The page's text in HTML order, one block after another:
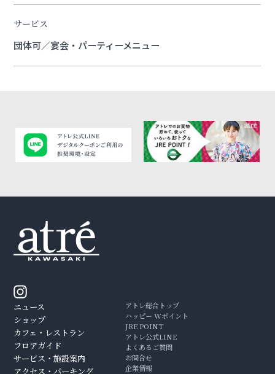
サービス
団体可／宴会・パーティーメニュー
ニュース
ショップ
カフェ・レストラン
フロアガイド
サービス・施設案内
アクセス・パーキング
アトレ総合トップ
ハッピー Wポイント
JRE POINT
アトレ公式LINE
よくあるご質問
お問合せ
企業情報